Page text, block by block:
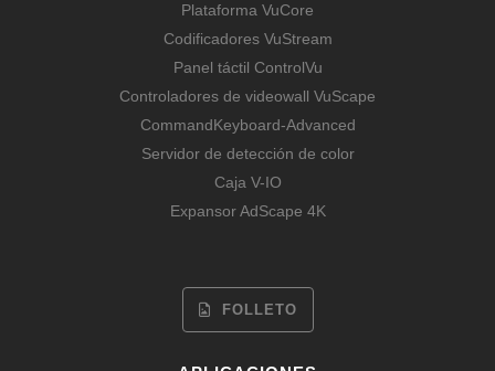
Plataforma VuCore
Codificadores VuStream
Panel táctil ControlVu
Controladores de videowall VuScape
CommandKeyboard-Advanced
Servidor de detección de color
Caja V-IO
Expansor AdScape 4K
FOLLETO